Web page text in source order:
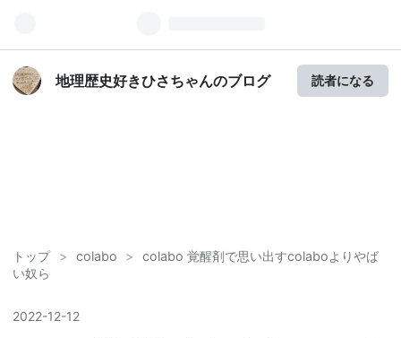
地理歴史好きひさちゃんのブログ 読者になる
トップ > colabo >
colabo 覚醒剤で思い出すcolaboよりやば
い奴ら
2022-12-12